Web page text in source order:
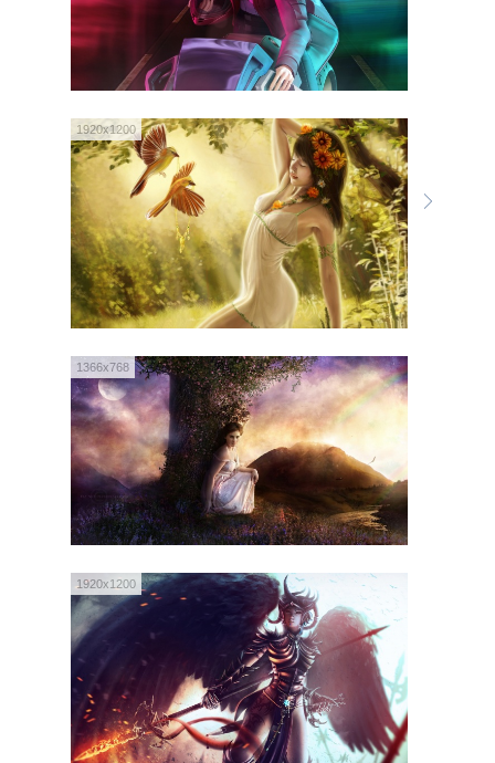
1920x1200
1366x768
1920x1200